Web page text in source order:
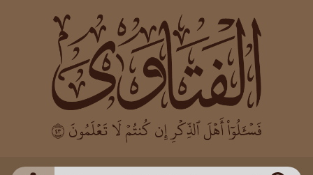
العالم
بن باز
بن العثيمين
اللجنة الدائمة
طريقة البحث
ذكي